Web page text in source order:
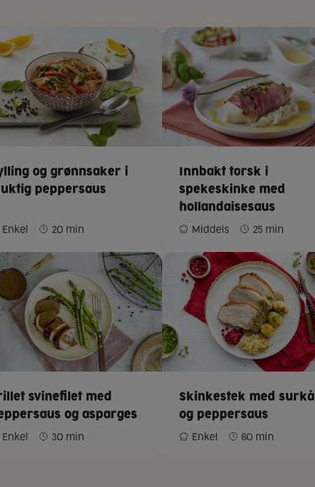
og grønnsaker i
peppersaus
Enkel 20 min
Innbakt torsk i
spekeskinke med
hollandaisesaus
Middels
25 min
svinefilet med
og asparges
Enkel
30 min
Skinkestek med surkål
og peppersaus
Enkel
60 min